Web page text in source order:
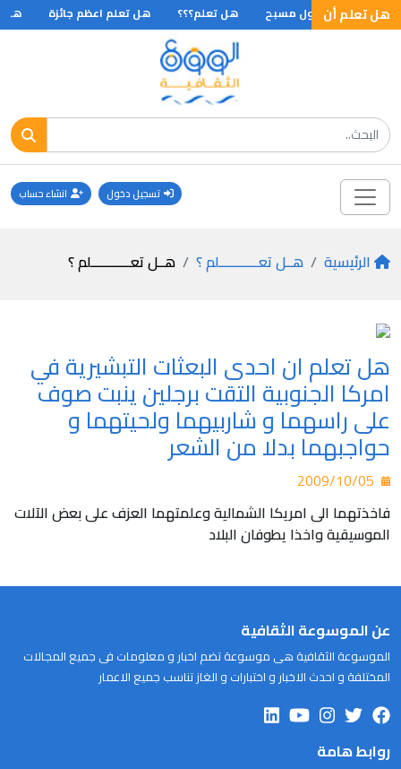
هل تعلم أن
هل تعلم اطول مسبح هل تعلم؟؟؟ هل تعلم اعظم جائزة هل
تسجيل دخول انشاء حساب
الرئيسية هــل تعـــــــــــلم ؟ هــل تعـــــــــــلم ؟
هل تعلم ان احدى البعثات التبشيرية في
امركا الجنوبية التقت برجلين ينبت صوف
على راسهما و شاربيهما ولحيتهما و
حواجبهما بدلا من الشعر
فاخذتهما الى امريكا الشمالية وعلمتهما العزف على بعض الآلات
الموسيقية واخذا يطوفان البلاد
عن الموسوعة الثقافية
الموسوعة الثقافية هى موسوعة تضم اخبار و معلومات فى جميع المجالات
المختلفة و احدث الاخبار و اختبارات و الغاز تناسب جميع الاعمار
روابط هامة